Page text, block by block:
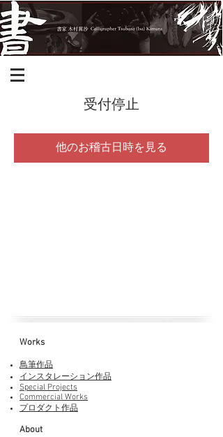
受付停止
他のお稽古日時を見る
Works​
鳥筆作品
インスタレーション作品
Special Projects
Commercial Works
プロダクト作品
About